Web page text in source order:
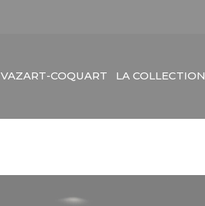
VAZART-COQUART LA COLLECTION